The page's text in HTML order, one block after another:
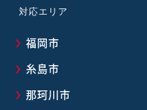
対応エリア
福岡市
糸島市
那珂川市